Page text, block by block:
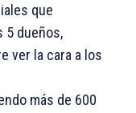
que
5 dueños,
ver la cara a los
más de 600